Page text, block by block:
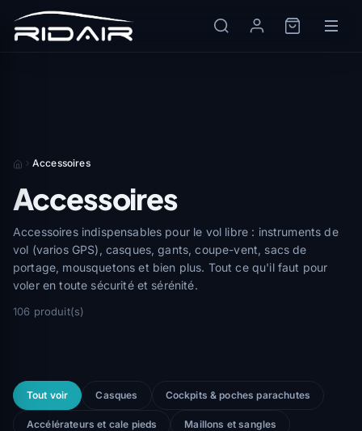
Accessoires
Accessoires
Accessoires indispensables pour le vol libre : instruments de
vol (varios GPS), casques, gants, coupe-vent, sacs de
portage, mousquetons et bien plus. Tout ce qu'il faut pour
voler en toute sécurité et sérénité.
106 produit(s)
Tout voir Casques Cockpits & poches parachutes
Accélérateurs et cale pieds Maillons et sangles